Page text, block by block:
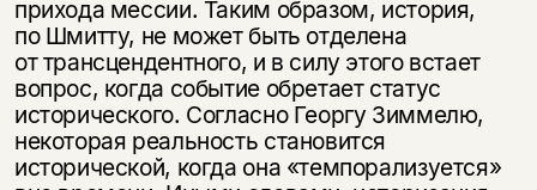
прихода мессии. Таким образом, история,
по Шмитту, не может быть отделена
от трансцендентного, и в силу этого встает
вопрос, когда событие обретает статус
исторического. Согласно Георгу Зиммелю,
некоторая реальность становится
исторической, когда она «темпорализуется»